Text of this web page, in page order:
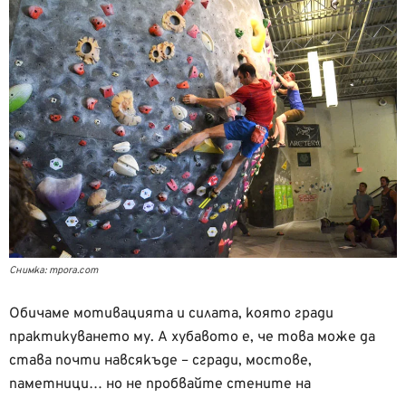
Снимка: mpora.com
Обичаме мотивацията и силата, която гради
практикуването му. А хубавото е, че това може да
става почти навсякъде – сгради, мостове,
паметници… но не пробвайте стените на